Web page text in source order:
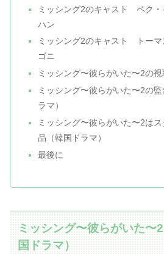
ミッシング2のキャスト ペク・
ハン
ミッシング2のキャスト トーマ
ゴニ
ミッシング〜彼らがいた〜2の視
ミッシング〜彼らがいた〜2の
ラマ）
ミッシング〜彼らがいた〜2は
品（韓国ドラマ）
最後に
ミッシング〜彼らがいた〜
国ドラマ）